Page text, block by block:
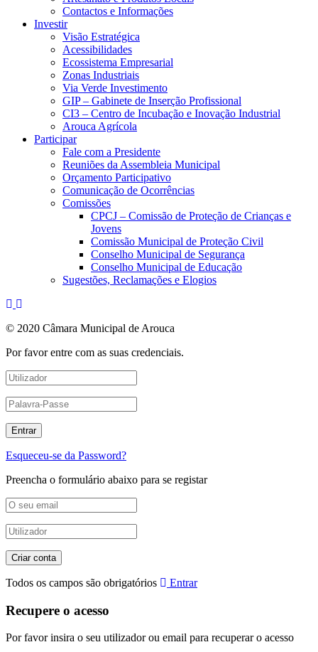
Contactos e Informações
Investir
Visão Estratégica
Acessibilidades
Ecossistema Empresarial
Zonas Industriais
Via Verde Investimento
GIP – Gabinete de Inserção Profissional
CI3 – Centro de Incubação e Inovação Industrial
Arouca Agrícola
Participar
Fale com a Presidente
Reuniões da Assembleia Municipal
Orçamento Participativo
Comunicação de Ocorrências
Comissões
CPCJ – Comissão de Proteção de Crianças e
Jovens
Comissão Municipal de Proteção Civil
Conselho Municipal de Segurança
Conselho Municipal de Educação
Sugestões, Reclamações e Elogios
© 2020 Câmara Municipal de Arouca
Por favor entre com as suas credenciais.
Esqueceu-se da Password?
Preencha o formulário abaixo para se registar
Todos os campos são obrigatórios Entrar
Recupere o acesso
Por favor insira o seu utilizador ou email para recuperar o acesso